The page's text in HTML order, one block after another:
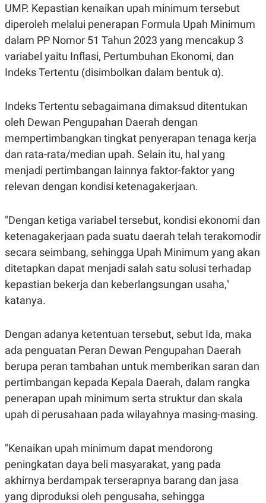
A
T
D
A
T
A
G
S
K
A
N
T
V
L
S
U
S
JARINGAN
N
T
A
A
C
A
D
M
E
S
S
E
L
E
A
S
E
D
L
A
N
G
A
N
A
N
T
A
K
K
I
N
R
J
A
E
E
N
E
P
A
D
UMP. Kepastian kenaikan upah minimum tersebut
diperoleh melalui penerapan Formula Upah Minimum
dalam PP Nomor 51 Tahun 2023 yang mencakup 3
variabel yaitu Inflasi, Pertumbuhan Ekonomi, dan
Indeks Tertentu (disimbolkan dalam bentuk α).
Indeks Tertentu sebagaimana dimaksud ditentukan
oleh Dewan Pengupahan Daerah dengan
mempertimbangkan tingkat penyerapan tenaga kerja
dan rata-rata/median upah. Selain itu, hal yang
menjadi pertimbangan lainnya faktor-faktor yang
relevan dengan kondisi ketenagakerjaan.
"Dengan ketiga variabel tersebut, kondisi ekonomi dan
ketenagakerjaan pada suatu daerah telah terakomodir
secara seimbang, sehingga Upah Minimum yang akan
ditetapkan dapat menjadi salah satu solusi terhadap
kepastian bekerja dan keberlangsungan usaha,"
katanya.
Dengan adanya ketentuan tersebut, sebut Ida, maka
ada penguatan Peran Dewan Pengupahan Daerah
berupa peran tambahan untuk memberikan saran dan
pertimbangan kepada Kepala Daerah, dalam rangka
penerapan upah minimum serta struktur dan skala
upah di perusahaan pada wilayahnya masing-masing.
"Kenaikan upah minimum dapat mendorong
peningkatan daya beli masyarakat, yang pada
akhirnya berdampak terserapnya barang dan jasa
yang diproduksi oleh pengusaha, sehingga